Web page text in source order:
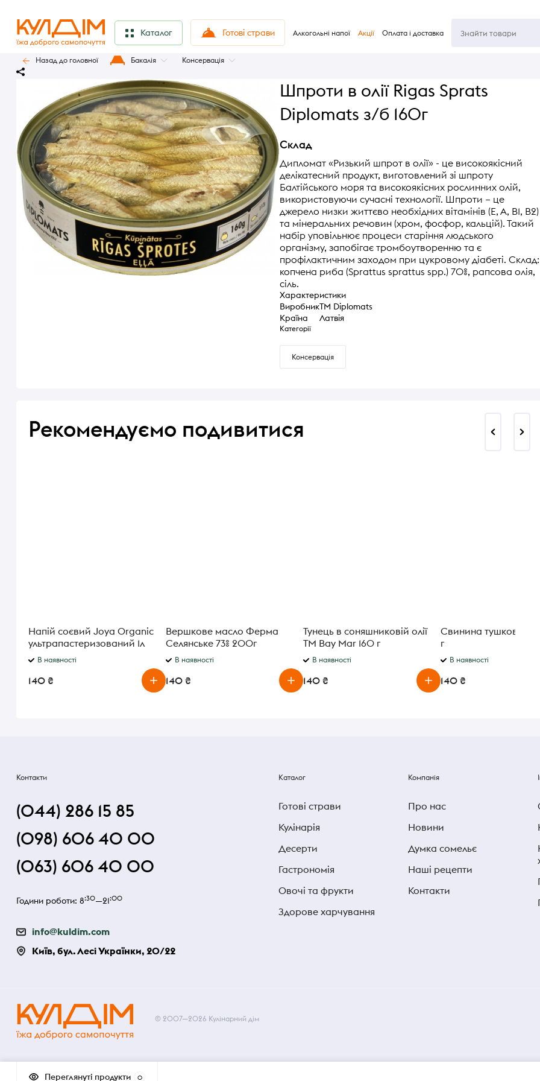
Каталог Готові страви Алкогольні напої Акції Оплата і доставка
Назад до головної Бакалія Консервація
Шпроти в олії Rigas Sprats
Diplomats з/б 160г
Склад
Дипломат «Ризький шпрот в олії» - це високоякісний
делікатесний продукт, виготовлений зі шпроту
Балтійського моря та високоякісних рослинних олій,
використовуючи сучасні технології. Шпроти – це
джерело низки життєво необхідних вітамінів (Е, А, В1, В2)
та мінеральних речовин (хром, фосфор, кальцій). Такий
набір уповільнює процеси старіння людського
організму, запобігає тромбоутворенню та є
профілактичним заходом при цукровому діабеті. Склад:
копчена риба (Sprattus sprattus spp.) 70%, рапсова олія,
сіль.
Характеристики
ВиробникTM Diplomats
Країна
Латвія
Категорії
Консервація
Рекомендуємо подивитися
Напій соєвий Joya Organic
ультрапастеризований 1л
В наявності
140 ₴
Вершкове масло Ферма
Селянське 73% 200г
В наявності
140 ₴
Тунець в соняшниковій олії
ТМ Bay Mar 160 г
В наявності
140 ₴
Свинина тушкована
г
В наявності
140 ₴
Контакти
(044) 286 15 85
(098) 606 40 00
(063) 606 40 00
Години роботи: 8:30—21:00
info@kuldim.com
Київ, бул. Лесі Українки, 20/22
Каталог
Готові страви
Кулінарія
Десерти
Гастрономія
Овочі та фрукти
Здорове харчування
Компанія
Про нас
Новини
Думка сомельє
Наші рецепти
Контакти
© 2007—2026 Кулінарний дім
Переглянуті продукти 0